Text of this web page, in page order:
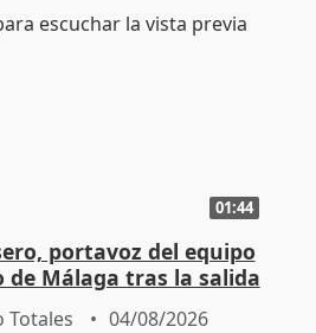
01:44
portavoz del equipo
de Málaga tras la salida
Totales 04/08/2026